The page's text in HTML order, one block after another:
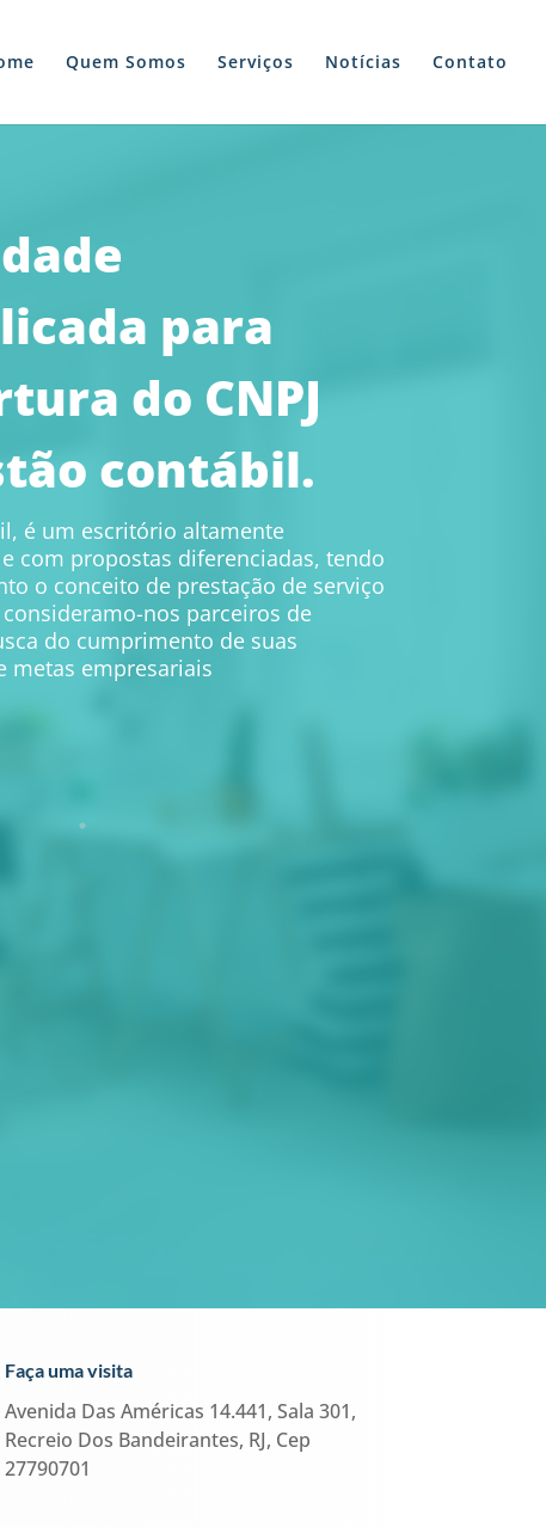
Quem Somos Serviços Notícias Contato
para
do CNPJ
contábil.
é um escritório altamente
com propostas diferenciadas, tendo
o conceito de prestação de serviço
nos parceiros de
do cumprimento de suas
metas empresariais
Faça uma visita
Avenida Das Américas 14.441, Sala 301,
Recreio Dos Bandeirantes, RJ, Cep
27790701